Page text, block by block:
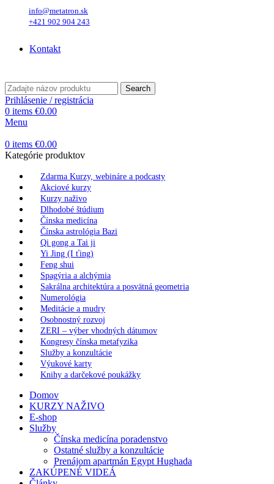
info@metatron.sk
+421 902 904 243
Kontakt
Search
Prihlásenie / registrácia
0 items €0.00
Menu
0 items €0.00
Kategórie produktov
Zdarma Kurzy, webináre a podcasty
Akciové kurzy
Kurzy naživo
Dlhodobé štúdium
Čínska medicína
Čínska astrológia Bazi
Qi gong a Tai ji
Yi Jing (I ťing)
Feng shui
Spagýria a alchýmia
Sakrálna architektúra a posvätná geometria
Numerológia
Meditácie a mudry
Osobnostný rozvoj
ZERI – výber vhodných dátumov
Kongresy čínska metafyzika
Služby a konzultácie
Výukové karty
Knihy a darčekové poukážky
Domov
KURZY NAŽIVO
E-shop
Služby
Čínska medicína poradenstvo
Ostatné služby a konzultácie
Prenájom apartmán Egypt Hughada
ZAKÚPENÉ VIDEÁ